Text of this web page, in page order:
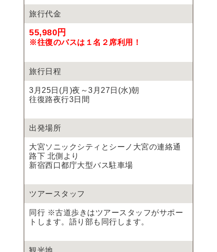
旅行代金
55,980円
※往復のバスは１名２席利用！
旅行日程
3月25日(月)夜～3月27日(水)朝
往復路夜行3日間
出発場所
大宮ソニックシティとシーノ大宮の連絡通
路下 北側より
新宿西口都庁大型バス駐車場
ツアースタッフ
同行 ※古道歩きはツアースタッフがサポー
トします。語り部も同行します。